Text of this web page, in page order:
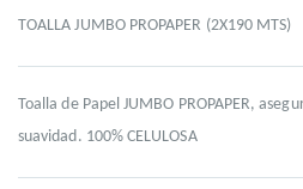
gallery
gallery
TOALLA JUMBO PROPAPER (2X190 MTS)
Toalla de Papel JUMBO PROPAPER,
suavidad. 100% CELULOSA